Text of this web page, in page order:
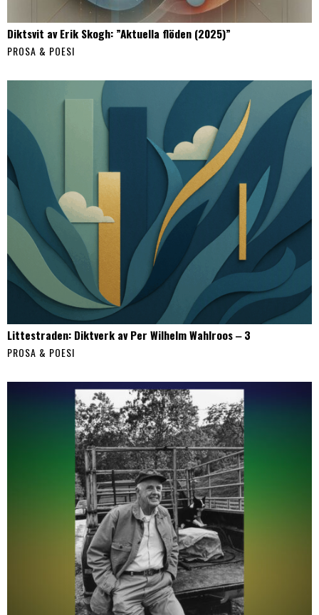
Diktsvit av Erik Skogh: ”Aktuella flöden (2025)”
PROSA & POESI
Littestraden: Diktverk av Per Wilhelm Wahlroos ‒ 3
PROSA & POESI